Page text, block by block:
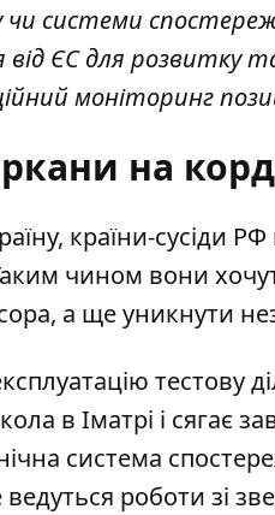
системи
від ЄС для розвитку
моніторинг
на
країни-сусіди
чином вони
а ще уникнути
тестову
в Іматрі і сягає
система
роботи зі